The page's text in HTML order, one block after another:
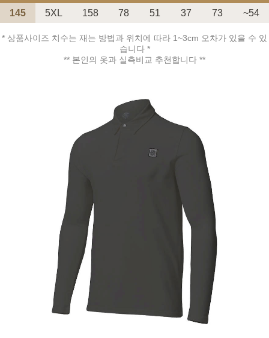
145 5XL 158 78 51 37 73 ~54
* 상품사이즈 치수는 재는 방법과 위치에 따라 1~3cm 오차가 있을 수 있
습니다 *
** 본인의 옷과 실측비교 추천합니다 **